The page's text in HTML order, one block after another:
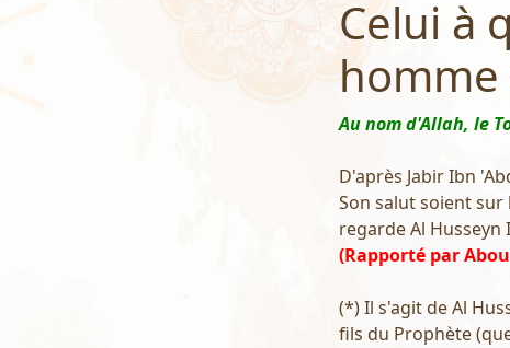
Celui à
Au nom d'Allah, le
D'après Jabir Ibn
Son salut soient
regarde Al Husseyn
(Rapporté par
(*) Il s'agit de Al
fils du Prophète